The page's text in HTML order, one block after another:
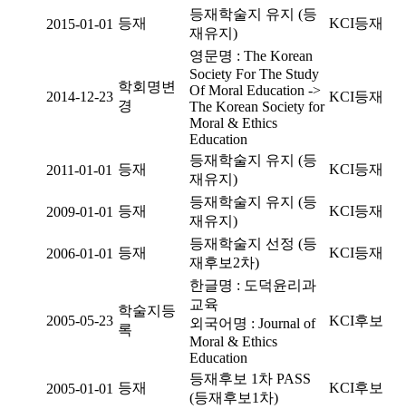
2015-01-01 등재
등재학술지 유지 (등
재유지)
KCI등재
2014-12-23
학회명변
경
영문명 : The Korean
Society For The Study
Of Moral Education ->
The Korean Society for
Moral & Ethics
Education
KCI등재
2011-01-01 등재
등재학술지 유지 (등
재유지)
KCI등재
2009-01-01 등재
등재학술지 유지 (등
재유지)
KCI등재
2006-01-01 등재
등재학술지 선정 (등
재후보2차)
KCI등재
2005-05-23
학술지등
록
한글명 : 도덕윤리과
교육
외국어명 : Journal of
Moral & Ethics
Education
KCI후보
2005-01-01 등재
등재후보 1차 PASS
(등재후보1차)
KCI후보